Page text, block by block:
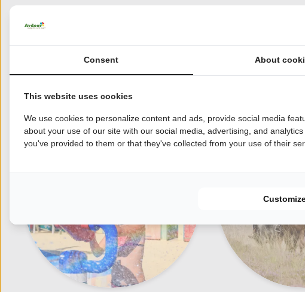
Een aantal campings organiseert wel heel bijzondere
er regelmatig creatieve workshops gehouden (ook voor
georganiseerd voor jong en oud, waarbij de kinderen vaak
Waterpret voor
Consent About
This website uses cookies
We use cookies to personalize content and ads, provide social media
about your use of our site with our social media, advertising, and
you've provided to them or that they've collected from your use of their